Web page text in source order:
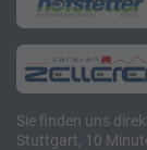
Sie finden uns
Stuttgart, 10